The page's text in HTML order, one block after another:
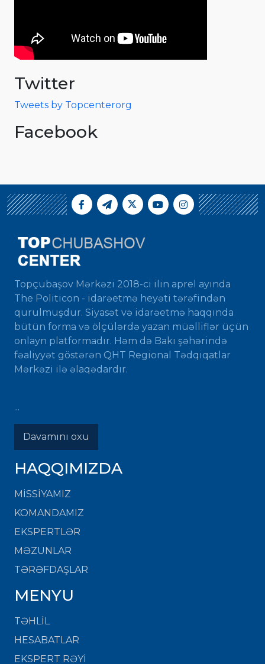
Twitter
Tweets by Topcenterorg
Facebook
Topçubaşov Mərkəzi 2018-ci ilin aprel ayında
The Politicon - idarəetmə heyəti tərəfindən
qurulmuşdur. Siyasət və idarəetmə haqqında
bütün forma və ölçülərdə yazan müəlliflər üçün
onlayn platformadır. Həm də Bakı şəhərində
fəaliyyət göstərən QHT Regional Tədqiqatlar
Mərkəzi ilə əlaqədardır.
...
Davamını oxu
HAQQIMIZDA
MISSIYAMIZ
KOMANDAMIZ
EKSPERTLƏR
MƏZUNLAR
TƏRƏFDAŞLAR
MENYU
TƏHLİL
HESABATLAR
EKSPERT RƏYİ